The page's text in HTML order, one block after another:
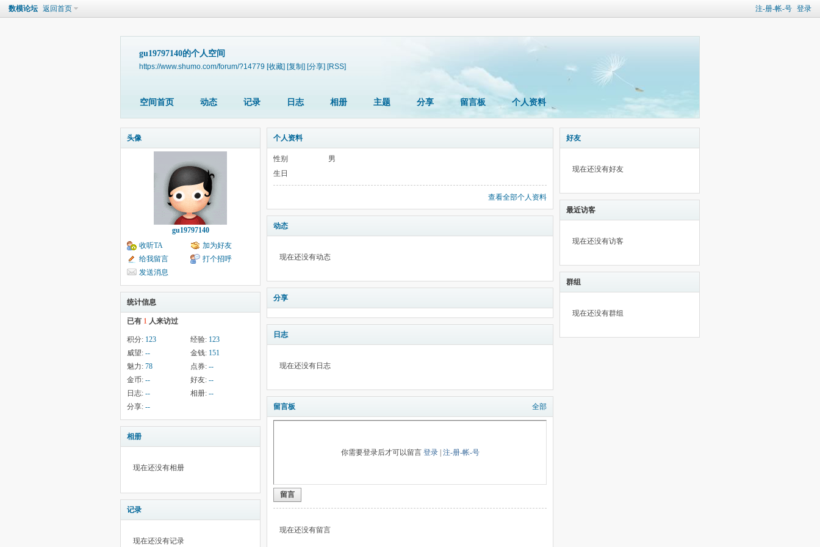
注-册-帐-号 登录
数模论坛 返回首页
gu19797140的个人空间
https://www.shumo.com/forum/?14779 [收藏] [复制] [分享] [RSS]
空间首页 动态 记录 日志 相册 主题 分享 留言板 个人资料
头像
gu19797140
收听TA
加为好友
给我留言
打个招呼
发送消息
统计信息
已有 1 人来访过
积分: 123 经验: 123
威望: -- 金钱: 151
魅力: 78 点券: --
金币: -- 好友: --
日志: -- 相册: --
分享: --
相册
现在还没有相册
记录
现在还没有记录
个人资料
性别
男
生日
查看全部个人资料
动态
现在还没有动态
分享
日志
现在还没有日志
留言板 全部
你需要登录后才可以留言 登录| 注-册-帐-号
留言
现在还没有留言
好友
现在还没有好友
最近访客
现在还没有访客
群组
现在还没有群组